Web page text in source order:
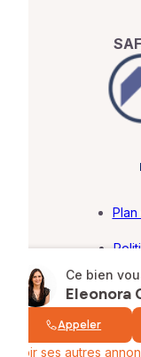
Ce bien
Eleonora
Appeler
Voir ses autres
©
Plan